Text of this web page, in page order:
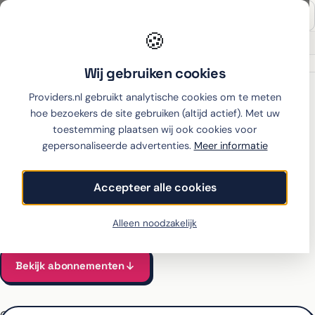
🍪
Wij gebruiken cookies
Providers.nl gebruikt analytische cookies om te meten
hoe bezoekers de site gebruiken (altijd actief). Met uw
toestemming plaatsen wij ook cookies voor
gepersonaliseerde advertenties. Meer informatie
Accepteer alle cookies
Alleen noodzakelijk
Thuiswinkel partner
Galaxy A36 ›Youfone
Samsung Galaxy A36 met
abonnement bij Youfone
Alle Youfone-abonnementen voor de Galaxy A36 vergeleken
Vanaf €18 per maand, all-in incl. toestel
Bekijk abonnementen